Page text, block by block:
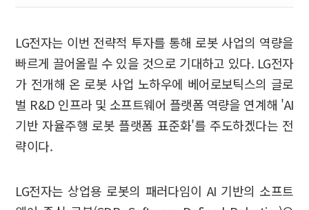
LG전자는 이번 전략적 투자를 통해 로봇 사업의 역량을
빠르게 끌어올릴 수 있을 것으로 기대하고 있다. LG전자
가 전개해 온 로봇 사업 노하우에 베어로보틱스의 글로
벌 R&D 인프라 및 소프트웨어 플랫폼 역량을 연계해 'AI
기반 자율주행 로봇 플랫폼 표준화'를 주도하겠다는 전
략이다.
LG전자는 상업용 로봇의 패러다임이 AI 기반의 소프트